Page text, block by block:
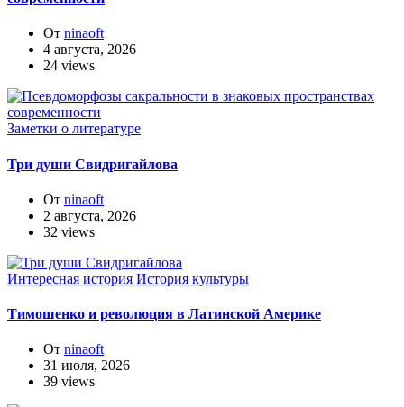
От ninaoft
4 августа, 2026
24 views
Заметки о литературе
Три души Свидригайлова
От ninaoft
2 августа, 2026
32 views
Интересная история История культуры
Тимошенко и революция в Латинской Америке
От ninaoft
31 июля, 2026
39 views